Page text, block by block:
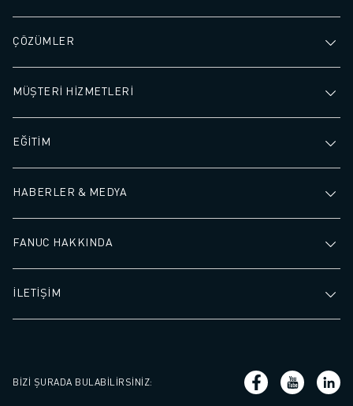
ÇÖZÜMLER
MÜŞTERİ HİZMETLERİ
EĞİTİM
HABERLER & MEDYA
FANUC HAKKINDA
İLETİŞİM
BIZI ŞURADA BULABILIRSINIZ: